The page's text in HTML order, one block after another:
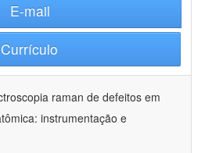
E-mail
Currículo
raman de defeitos em
instrumentação e